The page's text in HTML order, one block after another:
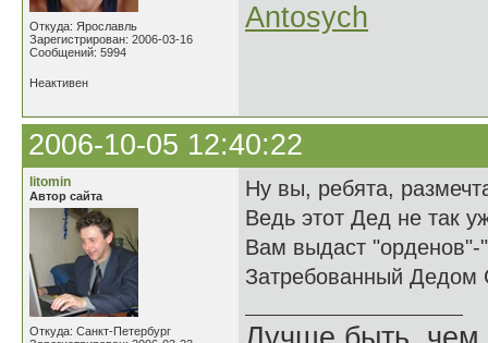
Откуда: Ярославль
Зарегистрирован: 2006-03-16
Сообщений: 5994
Antosych
Неактивен
2006-10-05 12:40:22
litomin
Автор сайта
Откуда: Санкт-Петербург
Ну вы, ребята,
Ведь этот Дед не так
Вам выдаст "орденов"-
Затребованный